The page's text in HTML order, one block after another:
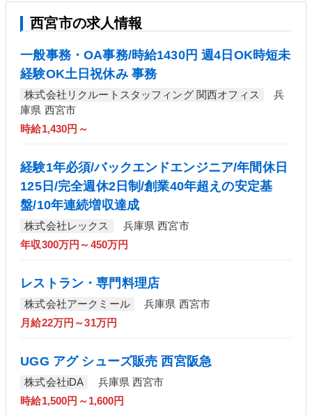
西宮市の求人情報
一般事務・OA事務/時給1430円 週4日OK時短未
経験OK土日祝休み 事務
株式会社リクルートスタッフィング 関西オフィス
兵
庫県 西宮市
時給1,430円～
経験1年必須/バックエンドエンジニア/年間休日
125日/完全週休2日制/創業40年超えの安定基
盤/10年連続増収達成
株式会社レックス
兵庫県 西宮市
年収300万円～450万円
レストラン・専門料理店
株式会社アークミール
兵庫県 西宮市
月給22万円～31万円
UGG アグ シューズ販売 西宮阪急
株式会社iDA
兵庫県 西宮市
時給1,500円～1,600円